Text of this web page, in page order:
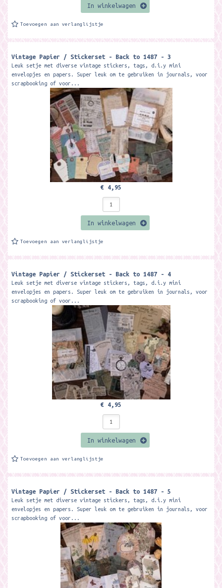
In winkelwagen
Toevoegen aan verlanglijstje
Vintage Papier / Stickerset - Back to 1487 - 3
Leuk setje met diverse vintage stickers, tags, d.i.y mini
envelopjes en papers. Super leuk om te gebruiken in journals, voor
scrapbooking of voor...
€ 4,95
In winkelwagen
Toevoegen aan verlanglijstje
Vintage Papier / Stickerset - Back to 1487 - 4
Leuk setje met diverse vintage stickers, tags, d.i.y mini
envelopjes en papers. Super leuk om te gebruiken in journals, voor
scrapbooking of voor...
€ 4,95
In winkelwagen
Toevoegen aan verlanglijstje
Vintage Papier / Stickerset - Back to 1487 - 5
Leuk setje met diverse vintage stickers, tags, d.i.y mini
envelopjes en papers. Super leuk om te gebruiken in journals, voor
scrapbooking of voor...